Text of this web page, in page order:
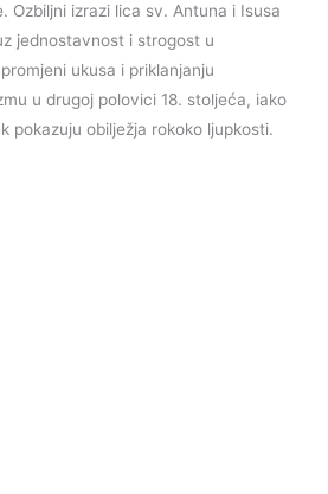
Ozbiljni izrazi lica sv. Antuna i Isusa
jednostavnost i strogost u
ukusa i priklanjanju
u drugoj polovici 18. stoljeća, iako
pokazuju obilježja rokoko ljupkosti.